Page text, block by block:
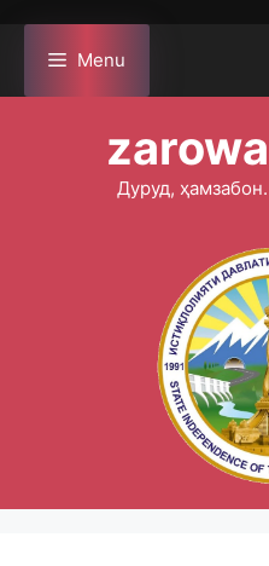
content
Menu
Дуруд,